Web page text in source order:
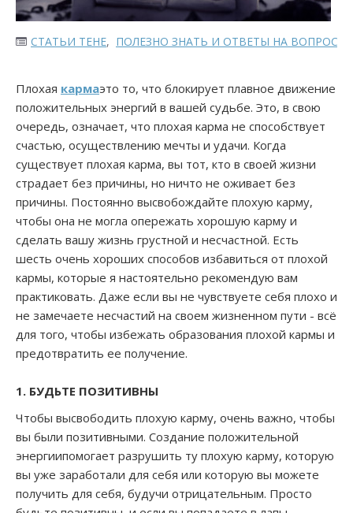
СТАТЬИ ТЕНЕ, ПОЛЕЗНО ЗНАТЬ И ОТВЕТЫ НА ВОПРОСЫ
Плохая кармаэто то, что блокирует плавное движение
положительных энергий в вашей судьбе. Это, в свою
очередь, означает, что плохая карма не способствует
счастью, осуществлению мечты и удачи. Когда
существует плохая карма, вы тот, кто в своей жизни
страдает без причины, но ничто не оживает без
причины. Постоянно высвобождайте плохую карму,
чтобы она не могла опережать хорошую карму и
сделать вашу жизнь грустной и несчастной. Есть
шесть очень хороших способов избавиться от плохой
кармы, которые я настоятельно рекомендую вам
практиковать. Даже если вы не чувствуете себя плохо и
не замечаете несчастий на своем жизненном пути - всё
для того, чтобы избежать образования плохой кармы и
предотвратить ее получение.
1. БУДЬТЕ ПОЗИТИВНЫ
Чтобы высвободить плохую карму, очень важно, чтобы
вы были позитивными. Создание положительной
энергиипомогает разрушить ту плохую карму, которую
вы уже заработали для себя или которую вы можете
получить для себя, будучи отрицательным. Просто